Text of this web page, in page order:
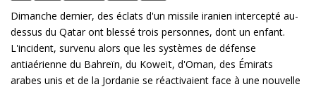
Dimanche dernier, des éclats d'un missile iranien intercepté au-
dessus du Qatar ont blessé trois personnes, dont un enfant.
L'incident, survenu alors que les systèmes de défense
antiaérienne du Bahreïn, du Koweït, d'Oman, des Émirats
arabes unis et de la Jordanie se réactivaient face à une nouvelle